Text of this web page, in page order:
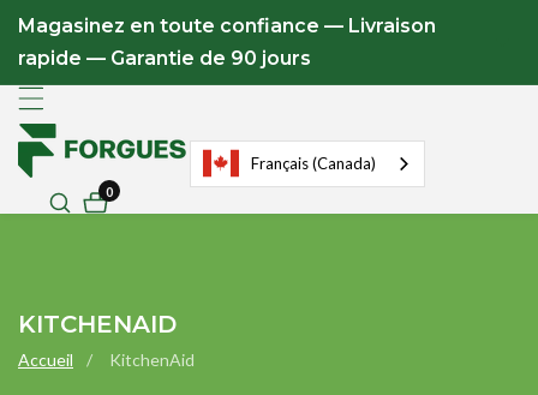
Magasinez en toute confiance — Livraison
rapide — Garantie de 90 jours
Français (Canada)
00
articles
COLLECTION
:
KITCHENAID
Accueil KitchenAid